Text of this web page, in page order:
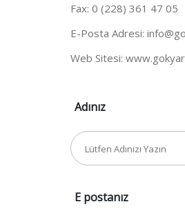
Fax: 0 (228) 361 47 05
E-Posta Adresi:
Web Sitesi:
Adınız
E postanız